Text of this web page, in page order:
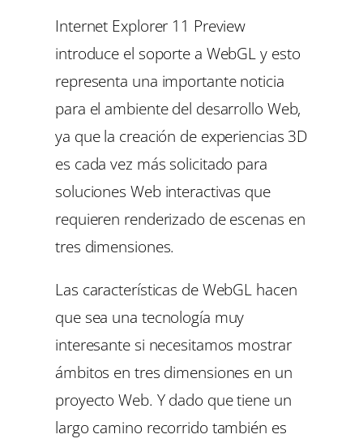
Internet Explorer 11 Preview
introduce el soporte a WebGL y esto
representa una importante noticia
para el ambiente del desarrollo Web,
ya que la creación de experiencias 3D
es cada vez más solicitado para
soluciones Web interactivas que
requieren renderizado de escenas en
tres dimensiones.
Las características de WebGL hacen
que sea una tecnología muy
interesante si necesitamos mostrar
ámbitos en tres dimensiones en un
proyecto Web. Y dado que tiene un
largo camino recorrido también es